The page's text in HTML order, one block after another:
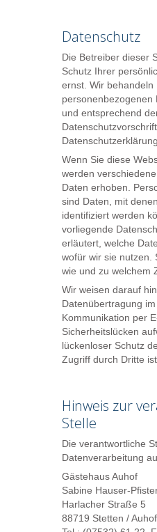
Datenschutz
Die Betreiber dieser
Schutz Ihrer
ernst. Wir behandeln
personenbezogenen
und entsprechend
Datenschutzerklärung.
Wenn Sie diese
werden
Daten erhoben.
sind Daten, mit
identifiziert werden
vorliegende
erläutert, welche
wofür wir sie nutzen.
wie und zu welchem
Wir weisen darauf
Datenübertragung
Kommunikation per
Sicherheitslücken
lückenloser Schutz
Zugriff durch Dritte
Hinweis zur
Stelle
Die verantwortliche
Datenverarbeitung
Gästehaus Auhof
Sabine Hauser-
Harlacher Straße 5
88719 Stetten / Auhof